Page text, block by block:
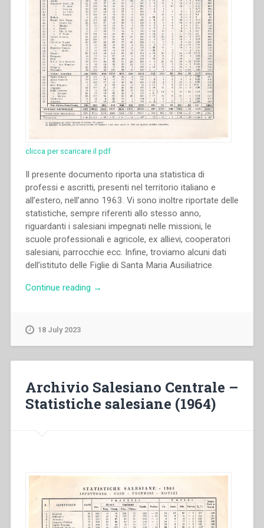
internazionale
di
Storia
Salesiana
Roma,
19-
23
novembre
2014””
clicca per scaricare il pdf
Il presente documento riporta una statistica di
professi e ascritti, presenti nel territorio italiano e
all’estero, nell’anno 1963. Vi sono inoltre riportate delle
statistiche, sempre riferenti allo stesso anno,
riguardanti i salesiani impegnati nelle missioni, le
scuole professionali e agricole, ex allievi, cooperatori
salesiani, parrocchie ecc. Infine, troviamo alcuni dati
dell’istituto delle Figlie di Santa Maria Ausiliatrice.
Continue reading “Archivio
→
18 July 2023
Archivio Salesiano Centrale –
Statistiche salesiane (1964)